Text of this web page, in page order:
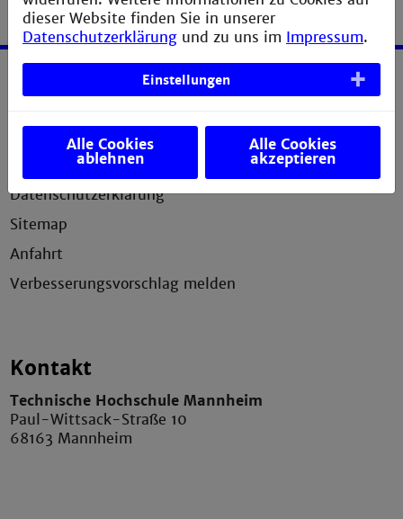
Service
Erklärung zur Barrierefreiheit
Impressum
Datenschutzerklärung
Sitemap
Anfahrt
Verbesserungsvorschlag melden
Kontakt
Technische Hochschule Mannheim
Paul-Wittsack-Straße 10
68163 Mannheim
dieser Website finden Sie in unserer
Datenschutzerklärung und zu uns im Impressum.
Einstellungen
Alle Cookies
ablehnen
Alle Cookies
akzeptieren